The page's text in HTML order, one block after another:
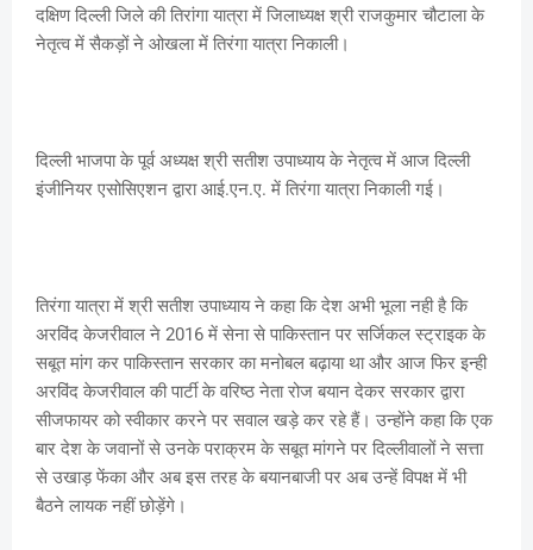
दक्षिण दिल्ली जिले की तिरांगा यात्रा में जिलाध्यक्ष श्री राजकुमार चौटाला के
नेतृत्व में सैकड़ों ने ओखला में तिरंगा यात्रा निकाली।
दिल्ली भाजपा के पूर्व अध्यक्ष श्री सतीश उपाध्याय के नेतृत्व में आज दिल्ली
इंजीनियर एसोसिएशन द्वारा आई.एन.ए. में तिरंगा यात्रा निकाली गई।
तिरंगा यात्रा में श्री सतीश उपाध्याय ने कहा कि देश अभी भूला नही है कि
अरविंद केजरीवाल ने 2016 में सेना से पाकिस्तान पर सर्जिकल स्ट्राइक के
सबूत मांग कर पाकिस्तान सरकार का मनोबल बढ़ाया था और आज फिर इन्ही
अरविंद केजरीवाल की पार्टी के वरिष्ठ नेता रोज बयान देकर सरकार द्वारा
सीजफायर को स्वीकार करने पर सवाल खड़े कर रहे हैं। उन्होंने कहा कि एक
बार देश के जवानों से उनके पराक्रम के सबूत मांगने पर दिल्लीवालों ने सत्ता
से उखाड़ फेंका और अब इस तरह के बयानबाजी पर अब उन्हें विपक्ष में भी
बैठने लायक नहीं छोड़ेंगे।